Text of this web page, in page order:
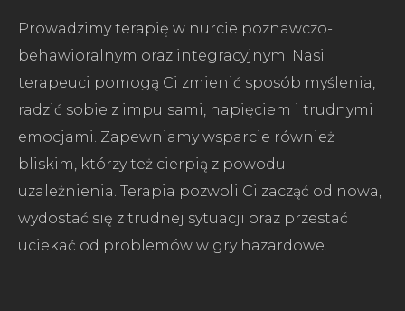
Prowadzimy terapię w nurcie poznawczo-
behawioralnym oraz integracyjnym. Nasi
terapeuci pomogą Ci zmienić sposób myślenia,
radzić sobie z impulsami, napięciem i trudnymi
emocjami. Zapewniamy wsparcie również
bliskim, którzy też cierpią z powodu
uzależnienia. Terapia pozwoli Ci zacząć od nowa,
wydostać się z trudnej sytuacji oraz przestać
uciekać od problemów w gry hazardowe.